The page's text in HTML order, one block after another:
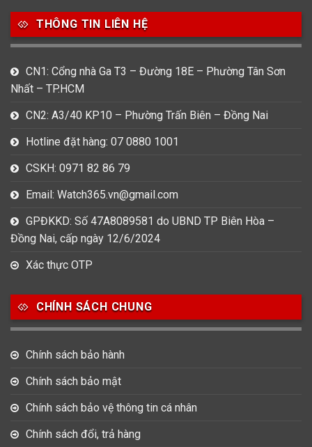
THÔNG TIN LIÊN HỆ
CN1: Cổng nhà Ga T3 – Đường 18E – Phường Tân Sơn
Nhất – TP.HCM
CN2: A3/40 KP10 – Phường Trấn Biên – Đồng Nai
Hotline đặt hàng: 07 0880 1001
CSKH: 0971 82 86 79
Email: Watch365.vn@gmail.com
GPĐKKD: Số 47A8089581 do UBND TP Biên Hòa –
Đồng Nai, cấp ngày 12/6/2024
Xác thực OTP
CHÍNH SÁCH CHUNG
Chính sách bảo hành
Chính sách bảo mật
Chính sách bảo vệ thông tin cá nhân
Chính sách đổi, trả hàng